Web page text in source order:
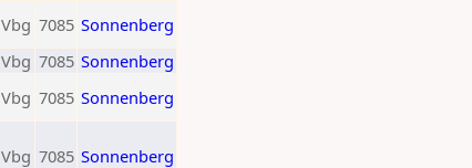
Vbg 7085 Sonnenberg
Vbg 7085 Sonnenberg
Vbg 7085 Sonnenberg
Vbg 7085 Sonnenberg